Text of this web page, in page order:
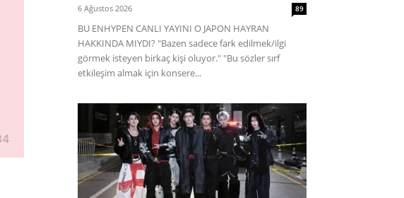
6 Ağustos 2026 89
BU ENHYPEN CANLI YAYINI O JAPON HAYRAN
HAKKINDA MIYDI? "Bazen sadece fark edilmek/ilgi
görmek isteyen birkaç kişi oluyor." "Bu sözler sırf
etkileşim almak için konsere...